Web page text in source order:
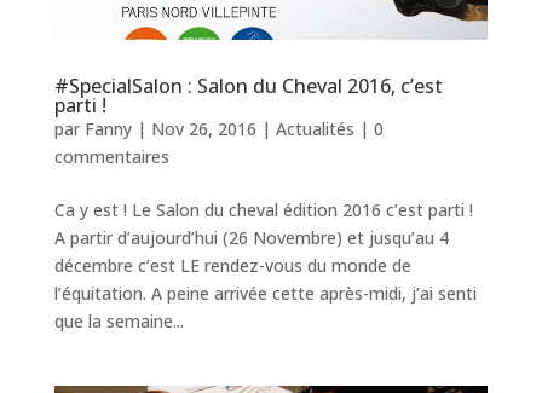
#SpecialSalon : Salon du Cheval 2016, c’est
parti !
par Fanny| Nov 26, 2016 | Actualités | 0
commentaires
Ca y est ! Le Salon du cheval édition 2016 c’est parti !
A partir d’aujourd’hui (26 Novembre) et jusqu’au 4
décembre c’est LE rendez-vous du monde de
l’équitation. A peine arrivée cette après-midi, j’ai senti
que la semaine...